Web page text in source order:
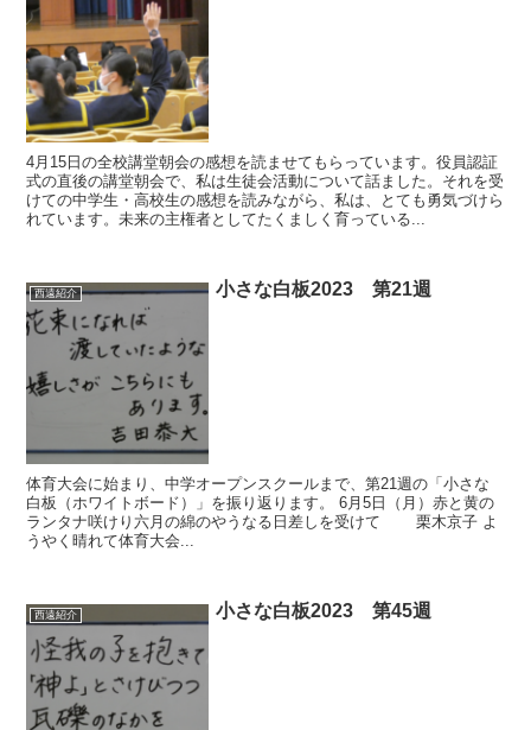
4月15日の全校講堂朝会の感想を読ませてもらっています。役員認証
式の直後の講堂朝会で、私は生徒会活動について話ました。それを受
けての中学生・高校生の感想を読みながら、私は、とても勇気づけら
れています。未来の主権者としてたくましく育っている...
西遠紹介 小さな白板2023 第21週
体育大会に始まり、中学オープンスクールまで、第21週の「小さな
白板（ホワイトボード）」を振り返ります。 6月5日（月）赤と黄の
ランタナ咲けり六月の綿のやうなる日差しを受けて 栗木京子 よ
うやく晴れて体育大会...
西遠紹介 小さな白板2023 第45週